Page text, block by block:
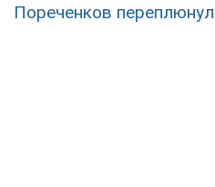
Пореченков